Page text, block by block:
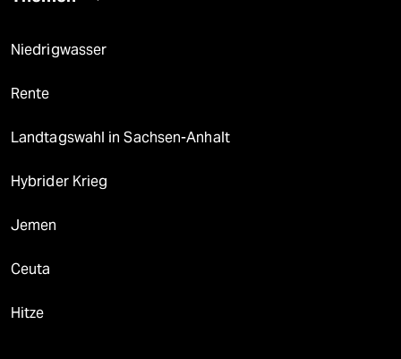
Niedrigwasser
Rente
Landtagswahl in Sachsen-Anhalt
Hybrider Krieg
Jemen
Ceuta
Hitze